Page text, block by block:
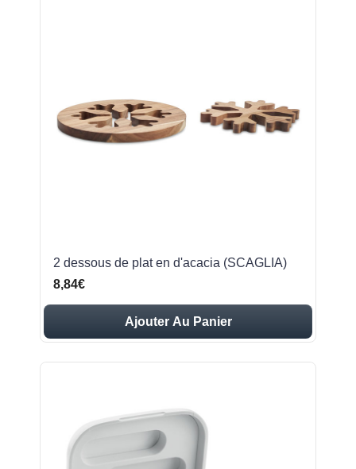
2 dessous de plat en d'acacia (SCAGLIA)
8,84€
Ajouter Au Panier